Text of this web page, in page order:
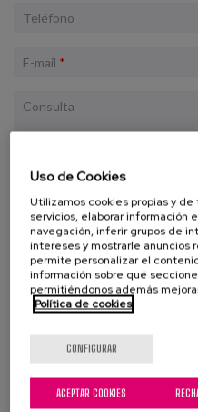
Teléfono
E-mail *
Consulta
Deseo recibir la newsletter
En cumplimiento de lo
Uso de Cookies
Utilizamos cookies propias y
servicios, elaborar información
navegación, inferir grupos de
intereses y mostrarle anuncios
permite personalizar el
información sobre qué
permitiéndonos además
Política de cookies
CONFIGURAR
ACEPTAR COOKIES